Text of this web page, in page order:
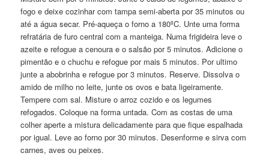
fogo e deixe cozinhar com tampa semi-aberta por 35 minutos ou
até a água secar. Pré-aqueça o forno a 180ºC. Unte uma forma
refratária de furo central com a manteiga. Numa frigideira leve o
azeite e refogue a cenoura e o salsão por 5 minutos. Adicione o
pimentão e o chuchu e refogue por mais 5 minutos. Por ultimo
junte a abobrinha e refogue por 3 minutos. Reserve. Dissolva o
amido de milho no leite, junte os ovos e bata ligeiramente.
Tempere com sal. Misture o arroz cozido e os legumes
refogados. Coloque na forma untada. Com as costas de uma
colher aperte a mistura delicadamente para que fique espalhada
por igual. Leve ao forno por 30 minutos. Desenforme e sirva com
carnes, aves ou peixes.